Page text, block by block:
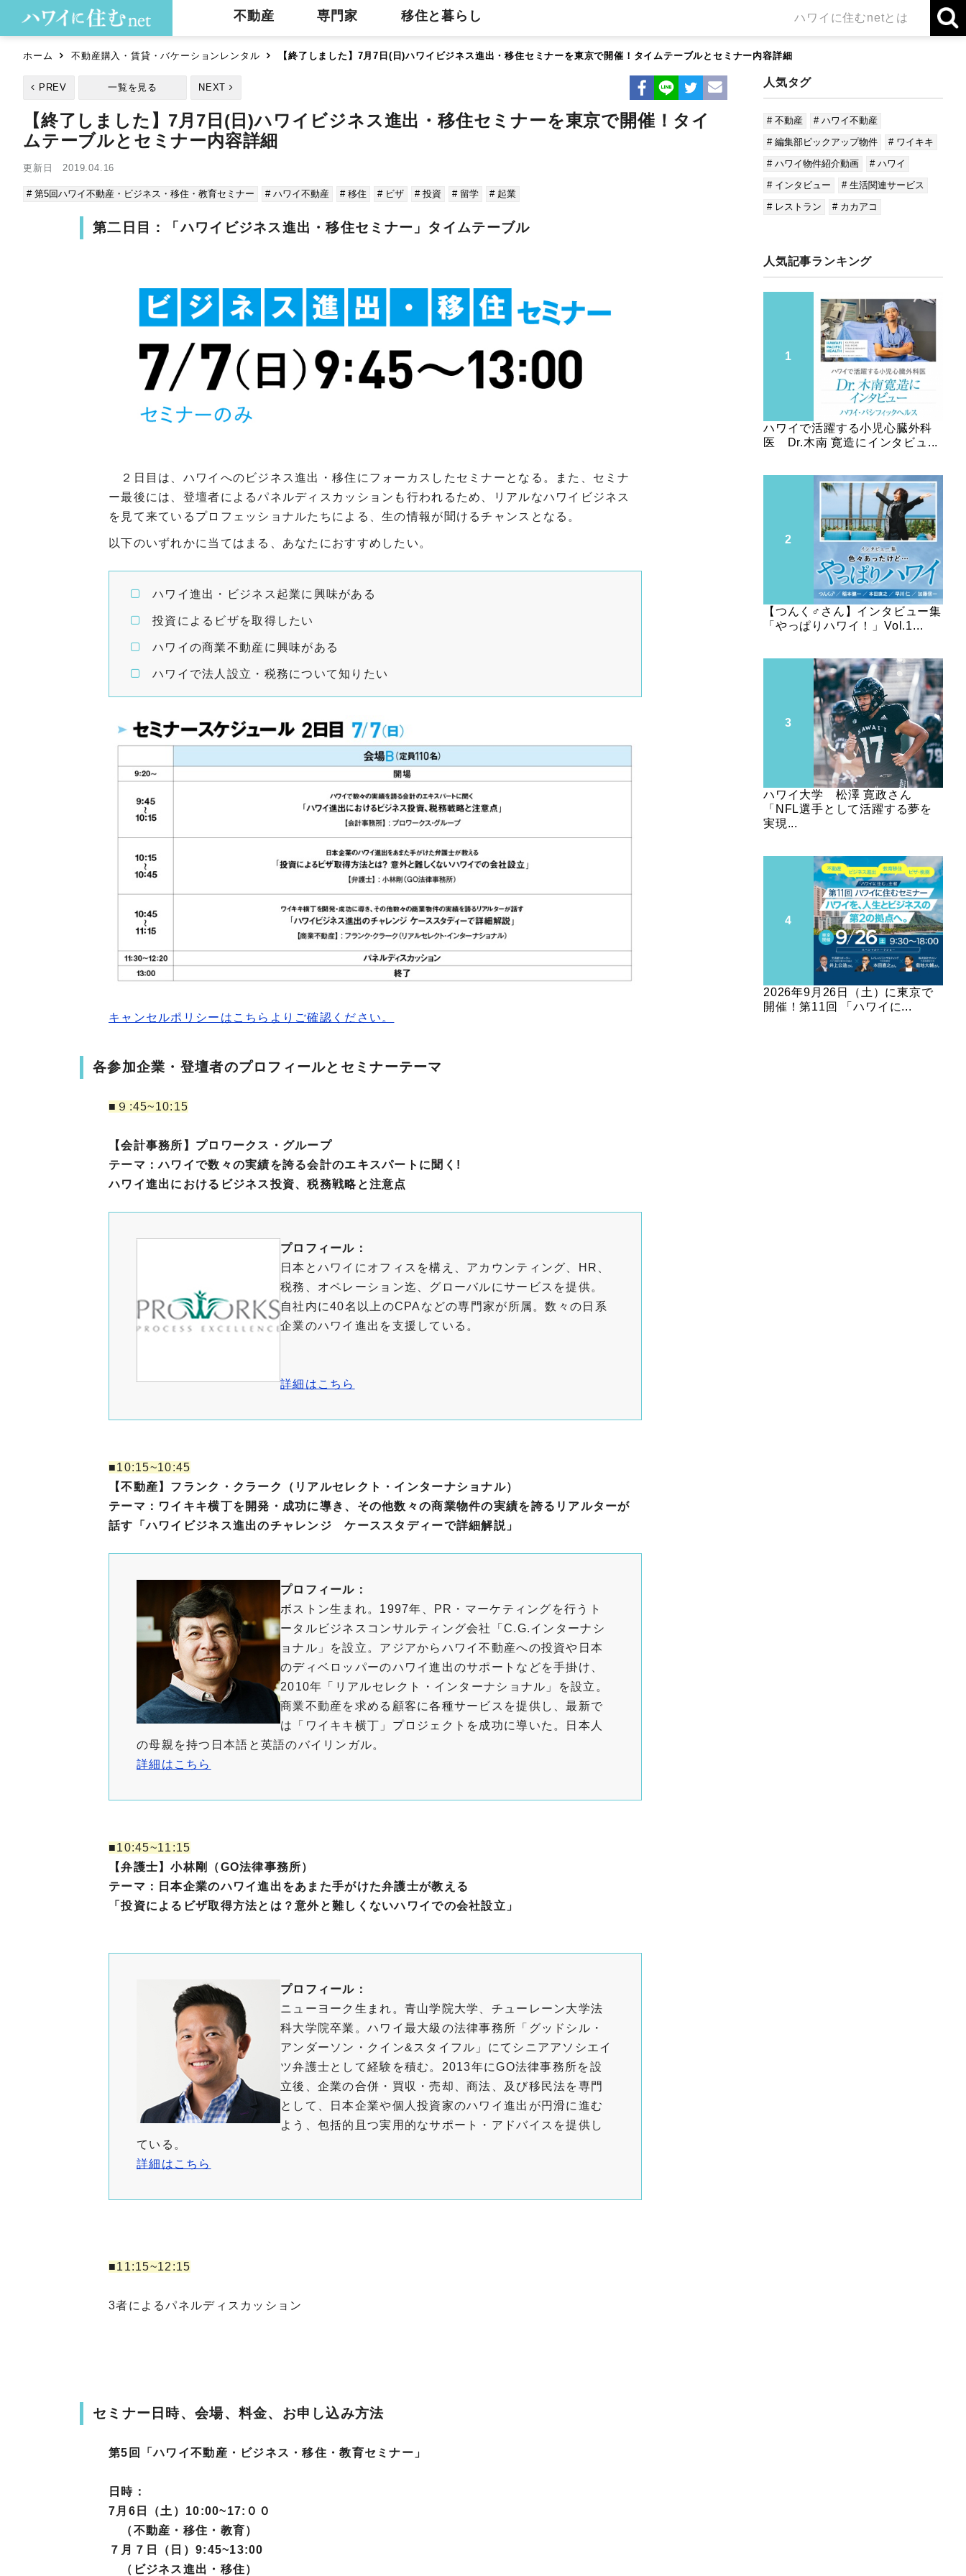
不動産 専門家 移住と暮らし ハワイに住むnetとは
ホーム 不動産購入・賃貸・バケーションレンタル 【終了しました】7月7日(日)ハワイビジネス進出・移住セミナーを東京で開催！タイムテーブルとセミナー内容詳細
PREV 一覧を見る NEXT
【終了しました】7月7日(日)ハワイビジネス進出・移住セミナーを東京で開催！タイ
ムテーブルとセミナー内容詳細
更新日 2019.04.16
# 第5回ハワイ不動産・ビジネス・移住・教育セミナー # ハワイ不動産 # 移住 # ビザ # 投資 # 留学 # 起業
第二日目：「ハワイビジネス進出・移住セミナー」タイムテーブル
２日目は、ハワイへのビジネス進出・移住にフォーカスしたセミナーとなる。また、セミナ
ー最後には、登壇者によるパネルディスカッションも行われるため、リアルなハワイビジネス
を見て来ているプロフェッショナルたちによる、生の情報が聞けるチャンスとなる。
以下のいずれかに当てはまる、あなたにおすすめしたい。
ハワイ進出・ビジネス起業に興味がある
投資によるビザを取得したい
ハワイの商業不動産に興味がある
ハワイで法人設立・税務について知りたい
キャンセルポリシーはこちらよりご確認ください。
各参加企業・登壇者​のプロフィールとセミナーテーマ
■９:45~10:15
【会計事務所】プロワークス・グループ
テーマ：ハワイで数々の実績を誇る会計のエキスパートに聞く!
ハワイ進出におけるビジネス投資、税務戦略と注意点
プロフィール：
日本とハワイにオフィスを構え、アカウンティング、HR、
税務、オペレーション迄、グローバルにサービスを提供。
自社内に40名以上のCPAなどの専門家が所属。数々の日系
企業のハワイ進出を支援している。
詳細はこちら
■10:15~10:45
【不動産】フランク・クラーク（リアルセレクト・インターナショナル）
テーマ：ワイキキ横丁を開発・成功に導き、その他数々の商業物件の実績を誇るリアルターが
話す「ハワイビジネス進出のチャレンジ ケーススタディーで詳細解説」
プロフィール：
ボストン生まれ。1997年、PR・マーケティングを行うト
ータルビジネスコンサルティング会社「C.G.インターナシ
ョナル」を設立。アジアからハワイ不動産への投資や日本
のディベロッパーのハワイ進出のサポートなどを手掛け、
2010年「リアルセレクト・インターナショナル」を設立。
商業不動産を求める顧客に各種サービスを提供し、最新で
は「ワイキキ横丁」プロジェクトを成功に導いた。日本人
の母親を持つ日本語と英語のバイリンガル。
詳細はこちら
■10:45~11:15
【弁護士】小林剛（GO法律事務所）
テーマ：日本企業のハワイ進出をあまた手がけた弁護士が教える
「投資によるビザ取得方法とは？意外と難しくないハワイでの会社設立」
プロフィール：
ニューヨーク生まれ。青山学院大学、チューレーン大学法
科大学院卒業。ハワイ最大級の法律事務所「グッドシル・
アンダーソン・クイン&スタイフル」にてシニアアソシエイ
ツ弁護士として経験を積む。2013年にGO法律事務所を設
立後、企業の合併・買収・売却、商法、及び移民法を専門
として、日本企業や個人投資家のハワイ進出が円滑に進む
よう、包括的且つ実用的なサポート・アドバイスを提供し
ている。
詳細はこちら
■11:15~12:15
3者によるパネルディスカッション
セミナー日時、会場、料金、お申し込み方法
第5回「ハワイ不動産・ビジネス・移住・教育セミナー」
日時：
7月6日（土）10:00~17:００
（不動産・移住・教育）
７月７日（日）9:45~13:00
（ビジネス進出・移住）
人気タグ
# 不動産
# ハワイ不動産
# 編集部ピックアップ物件
# ワイキキ
# ハワイ物件紹介動画
# ハワイ
# インタビュー
# 生活関連サービス
# レストラン
# カカアコ
人気記事ランキング
ハワイで活躍する小児心臓外科
医 Dr.木南 寛造にインタビュ...
【つんく♂さん】インタビュー集
「やっぱりハワイ！」Vol.1...
ハワイ大学 松澤 寛政さん
「NFL選手として活躍する夢を
実現...
2026年9月26日（土）に東京で
開催！第11回 「ハワイに...